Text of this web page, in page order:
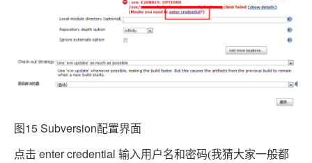
图15 Subversion配置界面
点击 enter credential 输入用户名和密码(我猜大家一般都